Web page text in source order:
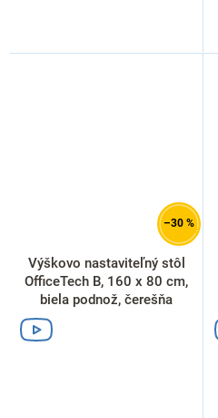
–30 %
Výškovo nastaviteľný stôl
OfficeTech B, 160 x 80 cm,
biela podnož, čerešňa